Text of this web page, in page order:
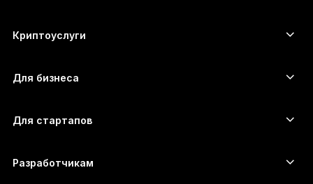
Ledger Stax
Ledger Nano Classics
Наборы
Все продукты
Ethereum-кошелёк
Cardano-кошелёк
Monero-кошелёк
Полный список активов
Криптоуслуги
Купить криптовалюту
Обменять криптовалюту
Для бизнеса
Для стартапов
Разработчикам